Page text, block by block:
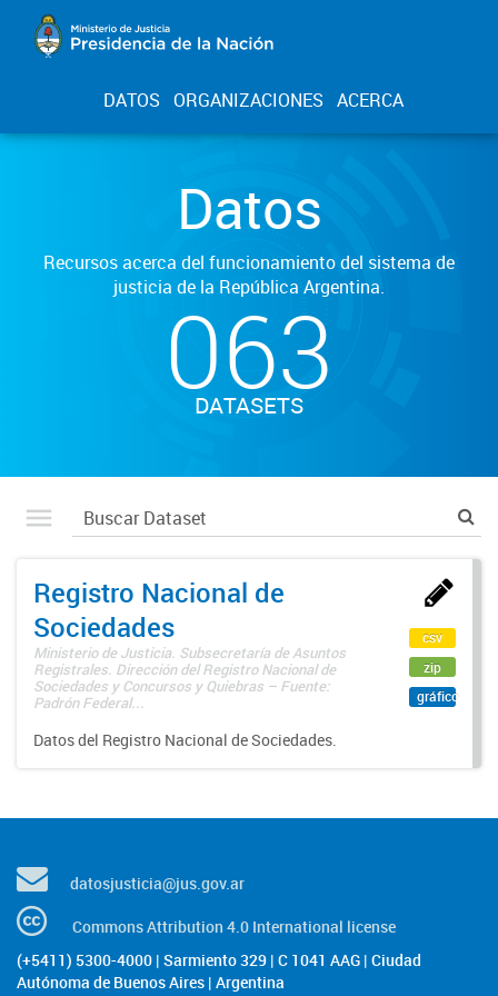
DATOS ORGANIZACIONES ACERCA
Datos
Recursos acerca del funcionamiento del sistema de
justicia de la República Argentina.
063
DATASETS
Registro Nacional de
Sociedades
Ministerio de Justicia. Subsecretaría de Asuntos
Registrales. Dirección del Registro Nacional de
Sociedades y Concursos y Quiebras – Fuente:
Padrón Federal...
Datos del Registro Nacional de Sociedades.
csv
zip
gráfico
datosjusticia@jus.gov.ar
Commons Attribution 4.0 International license
(+5411) 5300-4000 | Sarmiento 329 | C 1041 AAG | Ciudad
Autónoma de Buenos Aires | Argentina